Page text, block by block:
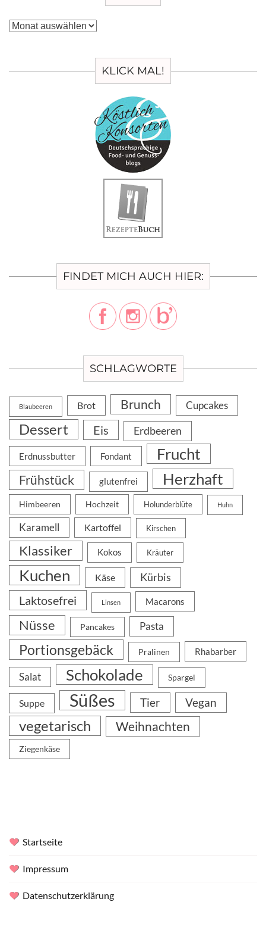
Archiv
KLICK MAL!
FINDET MICH AUCH HIER:
SCHLAGWORTE
Blaubeeren Brot Brunch Cupcakes
Dessert Eis Erdbeeren
Erdnussbutter Fondant Frucht
Frühstück glutenfrei Herzhaft
Himbeeren Hochzeit Holunderblüte Huhn
Karamell Kartoffel Kirschen
Klassiker Kokos Kräuter
Kuchen Käse Kürbis
Laktosefrei Linsen Macarons
Nüsse Pancakes Pasta
Portionsgebäck Pralinen Rhabarber
Salat Schokolade Spargel
Suppe Süßes Tier Vegan
vegetarisch Weihnachten
Ziegenkäse
Startseite
Impressum
Datenschutzerklärung